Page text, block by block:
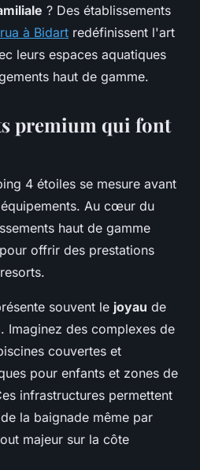
? Des établissements
à Bidart redéfinissent l'art
leurs espaces aquatiques
haut de gamme.
premium qui font
4 étoiles se mesure avant
Au cœur du
haut de gamme
offrir des prestations
souvent le joyau de
Imaginez des complexes de
couvertes et
pour enfants et zones de
infrastructures permettent
la baignade même par
majeur sur la côte